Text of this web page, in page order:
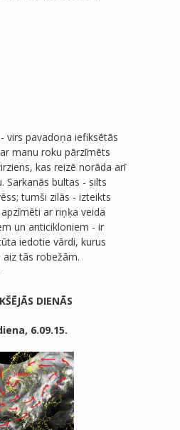
- virs pavadoņa iefiksētās
manu roku pārzīmēts
kas reizē norāda arī
Sarkanās bultas - silts
tumši zilās - izteikts
ar riņķa veida
un anticikloniem - ir
iedotie vārdi, kurus
tās robežām.
DIENĀS
6.09.15.